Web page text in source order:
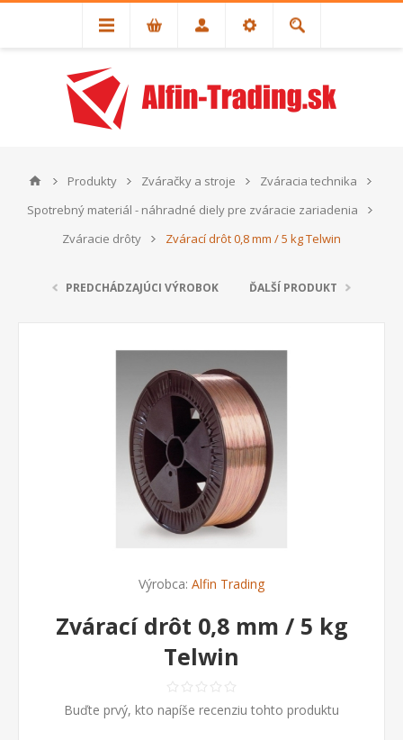
Produkty Zváračky a stroje
Zváracia technika
Spotrebný materiál - náhradné diely pre zváracie zariadenia
Zváracie drôty
Zvárací drôt 0,8 mm / 5 kg Telwin
PREDCHÁDZAJÚCI VÝROBOK ĎALŠÍ PRODUKT
Výrobca: Alfin Trading
Zvárací drôt 0,8 mm / 5 kg
Telwin
Buďte prvý, kto napíše recenziu tohto produktu